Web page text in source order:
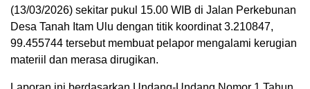
(13/03/2026) sekitar pukul 15.00 WIB di Jalan Perkebunan
Desa Tanah Itam Ulu dengan titik koordinat 3.210847,
99.455744 tersebut membuat pelapor mengalami kerugian
materiil dan merasa dirugikan.